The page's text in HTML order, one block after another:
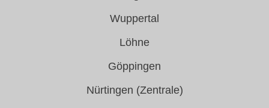
Wuppertal
Löhne
Göppingen
Nürtingen (Zentrale)